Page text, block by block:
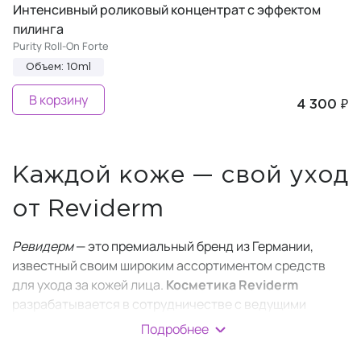
Интенсивный роликовый концентрат с эффектом
пилинга
Purity Roll-On Forte
Объем: 10ml
4 300 ₽
В корзину
Каждой коже — свой уход
от Reviderm
Ревидерм— это премиальный бренд из Германии,
известный своим широким ассортиментом средств
для ухода за кожей лица. Косметика Reviderm
разрабатывается в сотрудничестве с ведущими
дерматологами с 1986 года, чтобы предложить
индивидуальный уход за вашей кожей.
Подробнее